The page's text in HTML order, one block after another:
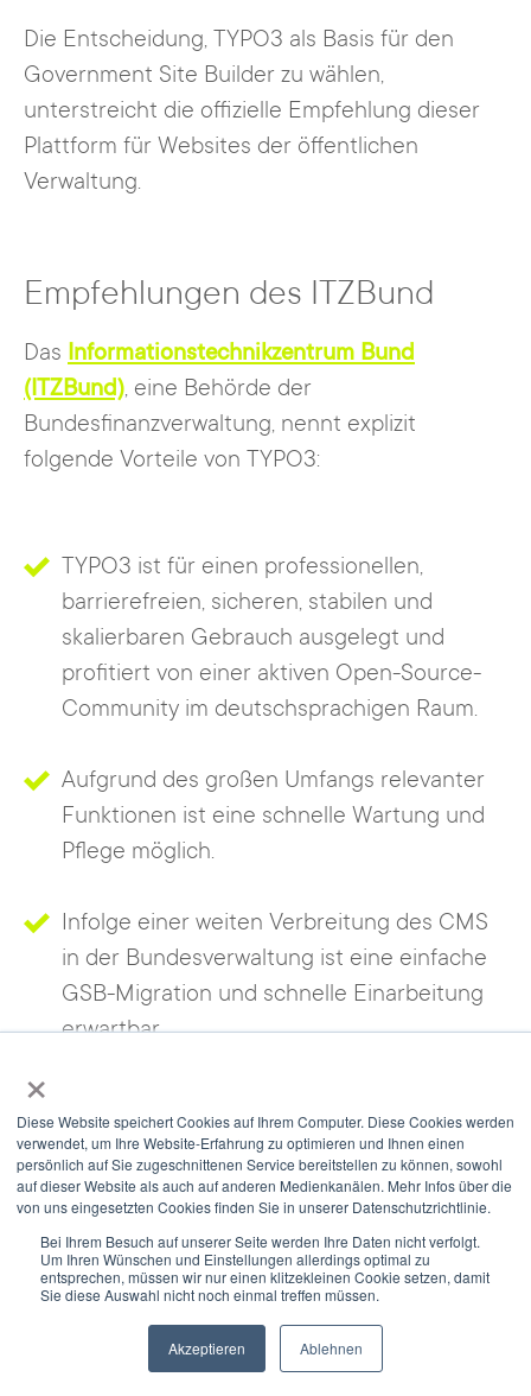
×
Diese Website speichert Cookies auf Ihrem Computer. Diese Cookies werden
verwendet, um Ihre Website-Erfahrung zu optimieren und Ihnen einen
persönlich auf Sie zugeschnittenen Service bereitstellen zu können, sowohl
auf dieser Website als auch auf anderen Medienkanälen. Mehr Infos über die
von uns eingesetzten Cookies finden Sie in unserer Datenschutzrichtlinie.
Bei Ihrem Besuch auf unserer Seite werden Ihre Daten nicht verfolgt.
Um Ihren Wünschen und Einstellungen allerdings optimal zu
entsprechen, müssen wir nur einen klitzekleinen Cookie setzen, damit
Sie diese Auswahl nicht noch einmal treffen müssen.
Akzeptieren Ablehnen
Die Entscheidung, TYPO3 als Basis für den
Government Site Builder zu wählen,
unterstreicht die offizielle Empfehlung dieser
Plattform für Websites der öffentlichen
Verwaltung.
Empfehlungen des ITZBund
Das Informationstechnikzentrum Bund
(ITZBund), eine Behörde der
Bundesfinanzverwaltung, nennt explizit
folgende Vorteile von TYPO3:
TYPO3 ist für einen professionellen,
barrierefreien, sicheren, stabilen und
skalierbaren Gebrauch ausgelegt und
profitiert von einer aktiven Open-Source-
Community im deutschsprachigen Raum.
Aufgrund des großen Umfangs relevanter
Funktionen ist eine schnelle Wartung und
Pflege möglich.
Infolge einer weiten Verbreitung des CMS
in der Bundesverwaltung ist eine einfache
GSB-Migration und schnelle Einarbeitung
erwartbar.
wesentliches Merkmal für Stabilität und
Verlässlichkeit des TYPO3-CMS
Diese Empfehlung hat besonderes
Gewicht, da der GSB laut ITZBund das
Content-Management-System (CMS) für
Wir nutzen Cookies, um Ihnen die bestmögliche Nutzung unserer
verbessern. Wir berücksichtigen hierbei Ihre Präferenzen und
verarbeiten Daten für Marketing, Analytics und Personalisierung nur,
wenn Sie uns durch Klicken auf 'Zustimmen und weiter' Ihr
Einverständnis geben. Sie können Ihre Einwilligung jederzeit mit
Wirkung für die Zukunft widerrufen. Weitere Informationen zu den
Cookies und Anpassungsmöglichkeiten finden Sie unter dem Button
'Einstellungen'.
Alle akzeptieren